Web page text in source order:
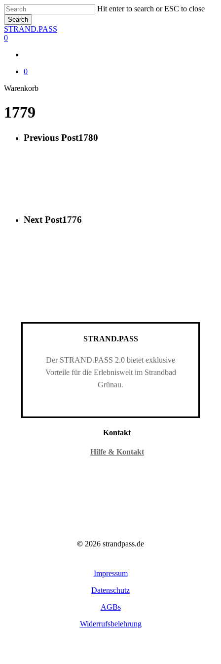
Skip
to
main
content
Hit enter to search or ESC to close
Search
Close
Search
STRAND.PASS
0
0
WarenkorbClose
1779
Previous Post1780
Next Post1776
STRAND.PASS
Der STRAND.PASS 2.0 bietet exklusive
Vorteile für die Erlebniswelt im Strandbad
Grünau.
Kontakt
Hilfe & Kontakt
© 2026 strandpass.de
Impressum
Datenschutz
AGBs
Widerrufsbelehrung